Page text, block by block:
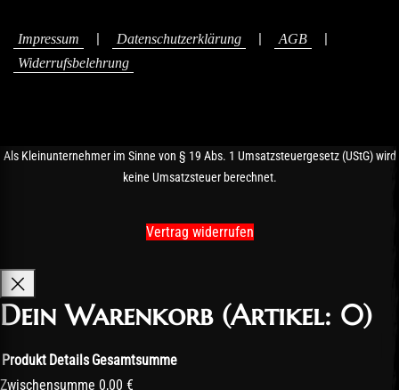
Impressum Datenschutzerklärung AGB
Widerrufsbelehrung
Als Kleinunternehmer im Sinne von § 19 Abs. 1 Umsatzsteuergesetz (UStG) wird
keine Umsatzsteuer berechnet.
Vertrag widerrufen
Dein Warenkorb (Artikel: 0)
Produkt Details Gesamtsumme
Zwischensumme 0,00 €